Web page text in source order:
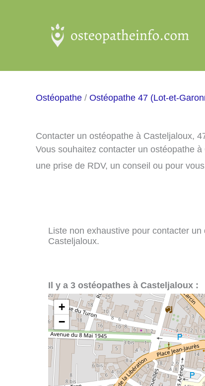
Ostéopathe / Ostéopathe 47 (Lot-et-
Contacter un ostéopathe à Casteljaloux,
Vous souhaitez contacter un ostéopathe
une prise de RDV, un conseil ou pour
Liste non exhaustive pour contacter
Casteljaloux.
Il y a 3 ostéopathes à Casteljaloux :
+
−